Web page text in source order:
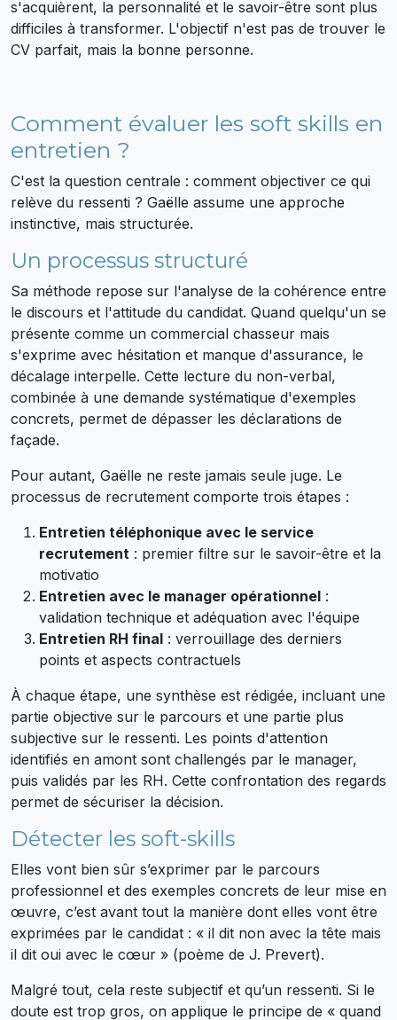
s'acquièrent, la personnalité et le savoir-être sont plus
difficiles à transformer. L'objectif n'est pas de trouver le
CV parfait, mais la bonne personne.
Comment évaluer les soft skills en
entretien ?
C'est la question centrale : comment objectiver ce qui
relève du ressenti ? Gaëlle assume une approche
instinctive, mais structurée.
Un processus structuré
Sa méthode repose sur l'analyse de la cohérence entre
le discours et l'attitude du candidat. Quand quelqu'un se
présente comme un commercial chasseur mais
s'exprime avec hésitation et manque d'assurance, le
décalage interpelle. Cette lecture du non-verbal,
combinée à une demande systématique d'exemples
concrets, permet de dépasser les déclarations de
façade.
Pour autant, Gaëlle ne reste jamais seule juge. Le
processus de recrutement comporte trois étapes :
Entretien téléphonique avec le service
recrutement : premier filtre sur le savoir-être et la
motivatio
Entretien avec le manager opérationnel :
validation technique et adéquation avec l'équipe
Entretien RH final : verrouillage des derniers
points et aspects contractuels
À chaque étape, une synthèse est rédigée, incluant une
partie objective sur le parcours et une partie plus
subjective sur le ressenti. Les points d'attention
identifiés en amont sont challengés par le manager,
puis validés par les RH. Cette confrontation des regards
permet de sécuriser la décision.
Détecter les soft-skills
Elles vont bien sûr s’exprimer par le parcours
professionnel et des exemples concrets de leur mise en
œuvre, c’est avant tout la manière dont elles vont être
exprimées par le candidat : « il dit non avec la tête mais
il dit oui avec le cœur » (poème de J. Prevert).
Malgré tout, cela reste subjectif et qu’un ressenti. Si le
doute est trop gros, on applique le principe de « quand